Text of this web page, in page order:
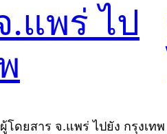
แพร่ ไป
โดยสาร จ.แพร่ ไปยัง กรุงเทพ